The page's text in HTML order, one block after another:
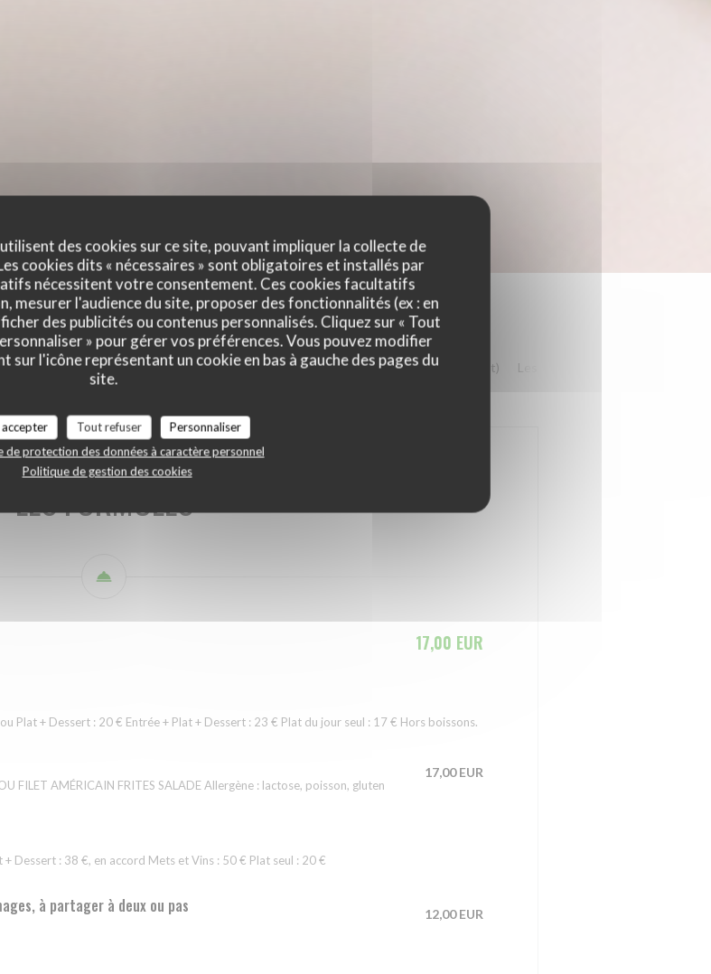
des cookies sur ce site, pouvant impliquer la collecte de
cookies dits « nécessaires » sont obligatoires et installés par
nécessitent votre consentement. Ces cookies facultatifs
mesurer l'audience du site, proposer des fonctionnalités (ex : en
des publicités ou contenus personnalisés. Cliquez sur « Tout
» pour gérer vos préférences. Vous pouvez modifier
sur l'icône représentant un cookie en bas à gauche des pages du
site.
Tout refuser
Personnaliser
de protection des données à caractère personnel
Politique de gestion des cookies
(midi et soir) Les entrées Les viandes Les poissons Les végétariens (en plat) Les fromages
LES FORMULES
17,00 EUR
Plat + Dessert : 20 € Entrée + Plat + Dessert : 23 € Plat du jour seul : 17 € Hors boissons.
FILET AMÉRICAIN FRITES SALADE Allergène : lactose, poisson, gluten
17,00 EUR
Dessert : 38 €, en accord Mets et Vins : 50 € Plat seul : 20 €
à partager à deux ou pas 12,00 EUR